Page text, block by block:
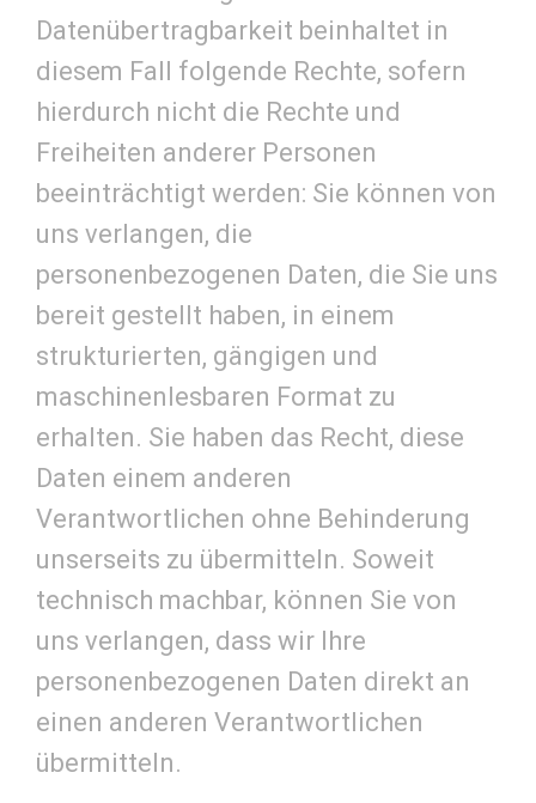
Datenübertragbarkeit beinhaltet in
diesem Fall folgende Rechte, sofern
hierdurch nicht die Rechte und
Freiheiten anderer Personen
beeinträchtigt werden: Sie können von
uns verlangen, die
personenbezogenen Daten, die Sie uns
bereit gestellt haben, in einem
strukturierten, gängigen und
maschinenlesbaren Format zu
erhalten. Sie haben das Recht, diese
Daten einem anderen
Verantwortlichen ohne Behinderung
unserseits zu übermitteln. Soweit
technisch machbar, können Sie von
uns verlangen, dass wir Ihre
personenbezogenen Daten direkt an
einen anderen Verantwortlichen
übermitteln.